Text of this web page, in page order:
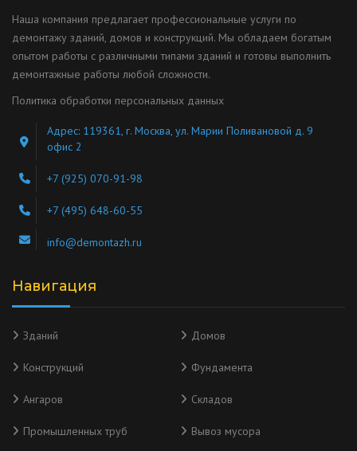
Наша компания предлагает профессиональные услуги по
демонтажу зданий, домов и конструкций. Мы обладаем богатым
опытом работы с различными типами зданий и готовы выполнить
демонтажные работы любой сложности.
Политика обработки персональных данных
Адрес: 119361, г. Москва, ул. Марии Поливановой д. 9
офис 2
+7 (925) 070-91-98
+7 (495) 648-60-55
info@demontazh.ru
Навигация
Зданий Домов
Конструкций Фундамента
Ангаров Складов
Промышленных труб Вывоз мусора